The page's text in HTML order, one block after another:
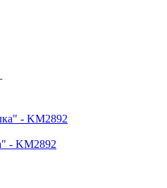
- KM2892